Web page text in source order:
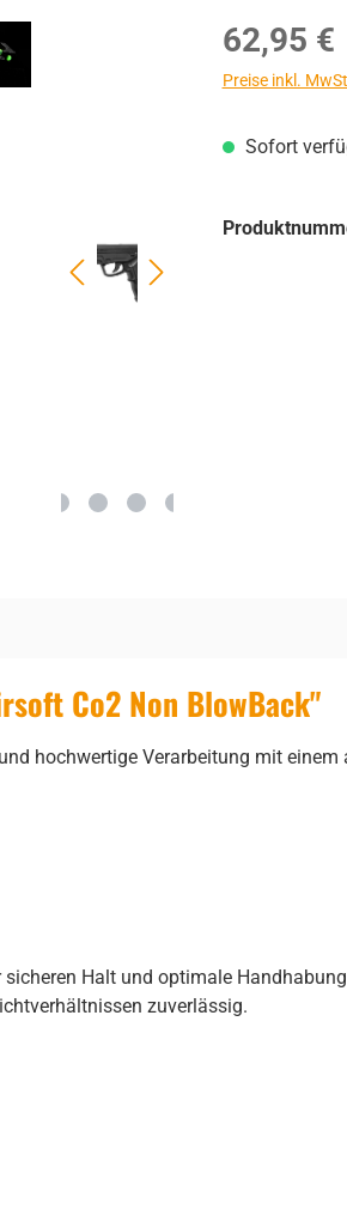
Regulärer Preis:
62,95 €
Preise inkl.
Sofort
Co2 Non BlowBack"
hochwertige Verarbeitung mit
Halt und optimale Handhabung
zuverlässig.